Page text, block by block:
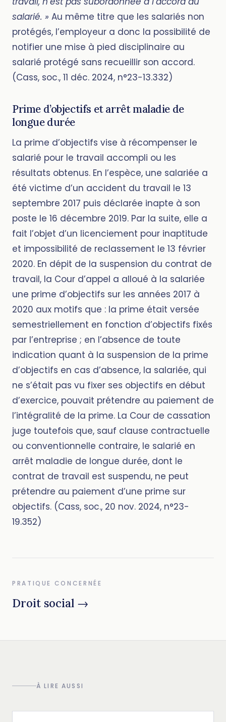
salarié. » Au même titre que les salariés non
protégés, l’employeur a donc la possibilité de
notifier une mise à pied disciplinaire au
salarié protégé sans recueillir son accord.
(Cass, soc., 11 déc. 2024, n°23-13.332)
Prime d’objectifs et arrêt maladie de
longue durée
La prime d’objectifs vise à récompenser le
salarié pour le travail accompli ou les
résultats obtenus. En l’espèce, une salariée a
été victime d’un accident du travail le 13
septembre 2017 puis déclarée inapte à son
poste le 16 décembre 2019. Par la suite, elle a
fait l’objet d’un licenciement pour inaptitude
et impossibilité de reclassement le 13 février
2020. En dépit de la suspension du contrat de
travail, la Cour d’appel a alloué à la salariée
une prime d’objectifs sur les années 2017 à
2020 aux motifs que : la prime était versée
semestriellement en fonction d’objectifs fixés
par l’entreprise ; en l’absence de toute
indication quant à la suspension de la prime
d’objectifs en cas d’absence, la salariée, qui
ne s’était pas vu fixer ses objectifs en début
d’exercice, pouvait prétendre au paiement de
l’intégralité de la prime. La Cour de cassation
juge toutefois que, sauf clause contractuelle
ou conventionnelle contraire, le salarié en
arrêt maladie de longue durée, dont le
contrat de travail est suspendu, ne peut
prétendre au paiement d’une prime sur
objectifs. (Cass, soc., 20 nov. 2024, n°23-
19.352)
PRATIQUE CONCERNÉE
Droit social →
À LIRE AUSSI